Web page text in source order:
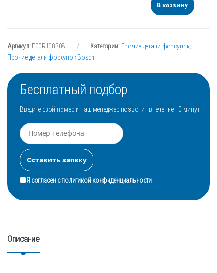
В корзину
Артикул: F00RJ00308 Категории: Прочие детали форсунок,
Прочие детали форсунок Bosch
Бесплатный подбор
Введите свой номер и наш менеджер позвонит в течение 10 минут
Я согласен сполитикой конфиденциальности
Описание